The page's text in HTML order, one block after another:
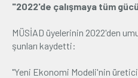
"2022'de çalışmaya tüm
MÜSİAD üyelerinin 2022'den
şunları kaydetti:
"Yeni Ekonomi Modeli'nin